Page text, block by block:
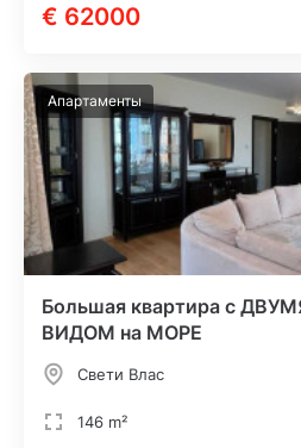
€ 62000
Апартаменты
Большая квартира с
ВИДОМ на МОРЕ
Свети Влас
146 m²